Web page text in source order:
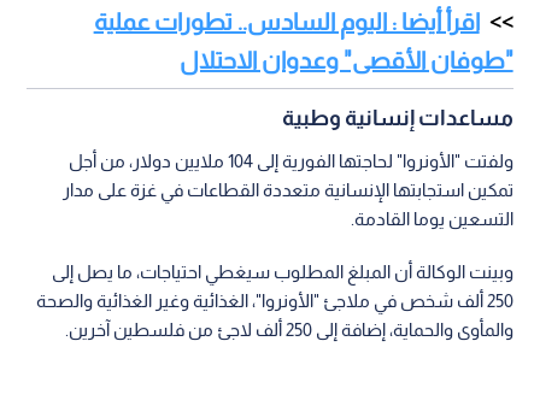
اقرأ أيضا : اليوم السادس.. تطورات عملية
"طوفان الأقصى" وعدوان الاحتلال
مساعدات إنسانية وطبية
ولفتت "الأونروا" لحاجتها الفورية إلى 104 ملايين دولار، من أجل
تمكين استجابتها الإنسانية متعددة القطاعات في غزة على مدار
التسعين يوما القادمة.
وبينت الوكالة أن المبلغ المطلوب سيغطي احتياجات، ما يصل إلى
250 ألف شخص في ملاجئ "الأونروا"، الغذائية وغير الغذائية والصحة
والمأوى والحماية، إضافة إلى 250 ألف لاجئ من فلسطين آخرين.